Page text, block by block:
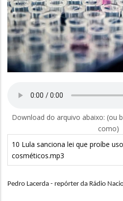
Download do arquivo abaixo: (ou
como)
10 Lula sanciona lei que proíbe
cosméticos.mp3
Pedro Lacerda - repórter da Rádio